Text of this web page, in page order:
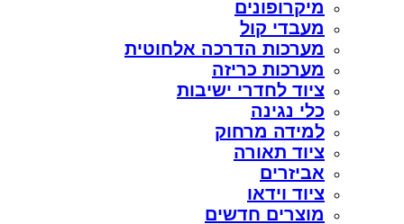
מיקרופונים
מעבדי קול
מערכות הדרכה אלחוטית
מערכות כריזה
ציוד לחדרי ישיבות
כלי נגינה
למידה מרחוק
ציוד תאורה
אביזרים
ציוד וידאו
מוצרים חדשים